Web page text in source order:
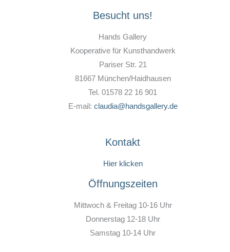
Besucht uns!
Hands Gallery
Kooperative für Kunsthandwerk
Pariser Str. 21
81667 München/Haidhausen
Tel. 01578 22 16 901
E-mail: claudia@handsgallery.de
Kontakt
Hier klicken
Öffnungszeiten
Mittwoch & Freitag 10-16 Uhr
Donnerstag 12-18 Uhr
Samstag 10-14 Uhr